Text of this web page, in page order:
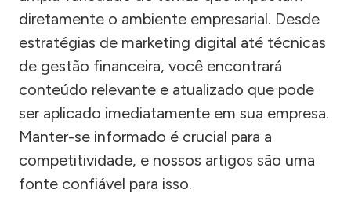
diretamente o ambiente empresarial. Desde
estratégias de marketing digital até técnicas
de gestão financeira, você encontrará
conteúdo relevante e atualizado que pode
ser aplicado imediatamente em sua empresa.
Manter-se informado é crucial para a
competitividade, e nossos artigos são uma
fonte confiável para isso.